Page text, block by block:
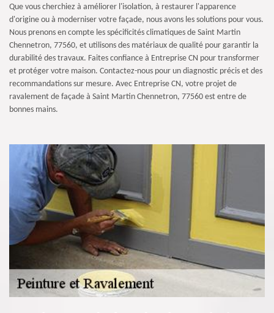
Que vous cherchiez à améliorer l'isolation, à restaurer l'apparence
d'origine ou à moderniser votre façade, nous avons les solutions pour vous.
Nous prenons en compte les spécificités climatiques de Saint Martin
Chennetron, 77560, et utilisons des matériaux de qualité pour garantir la
durabilité des travaux. Faites confiance à Entreprise CN pour transformer
et protéger votre maison. Contactez-nous pour un diagnostic précis et des
recommandations sur mesure. Avec Entreprise CN, votre projet de
ravalement de façade à Saint Martin Chennetron, 77560 est entre de
bonnes mains.